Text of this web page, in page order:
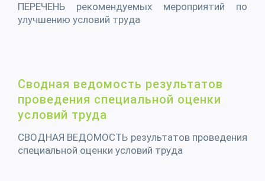
ПЕРЕЧЕНЬ рекомендуемых мероприятий по
улучшению условий труда
Сводная ведомость результатов
проведения специальной оценки
условий труда
СВОДНАЯ ВЕДОМОСТЬ результатов проведения
специальной оценки условий труда